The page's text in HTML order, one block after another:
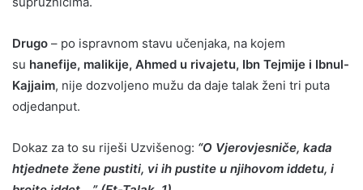
Drugo – po ispravnom stavu učenjaka, na kojem
su hanefije, malikije, Ahmed u rivajetu, Ibn Tejmije i Ibnul-
Kajjaim, nije dozvoljeno mužu da daje talak ženi tri puta
odjedanput.
Dokaz za to su riješi Uzvišenog: “O Vjerovjesniče, kada
htjednete žene pustiti, vi ih pustite u njihovom iddetu, i